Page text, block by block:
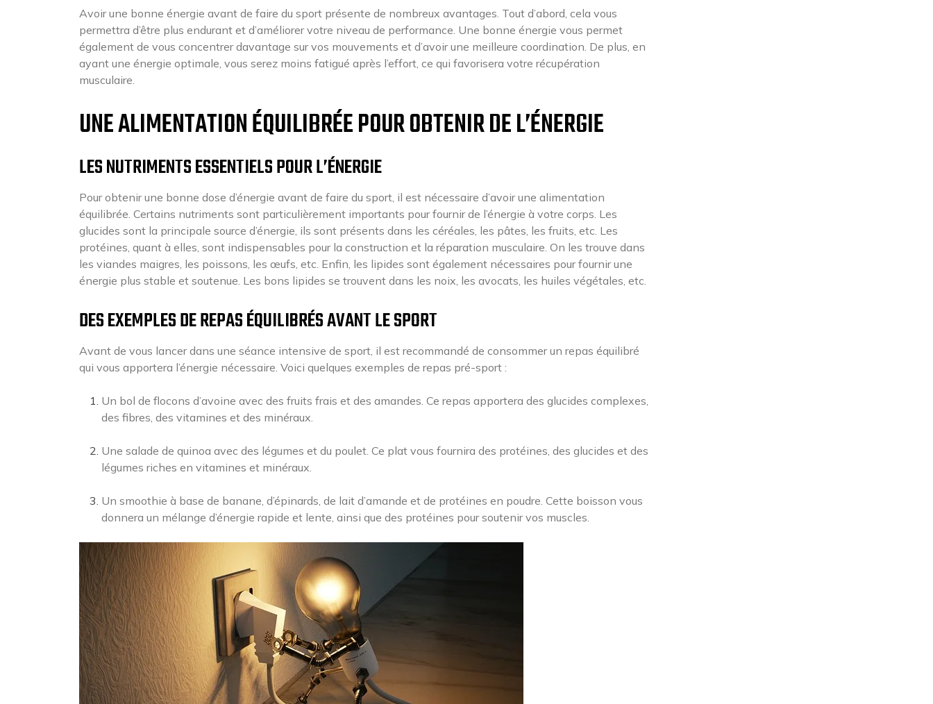
Avoir une bonne énergie avant de faire du sport présente de nombreux avantages. Tout d’abord, cela vous
permettra d’être plus endurant et d’améliorer votre niveau de performance. Une bonne énergie vous permet
également de vous concentrer davantage sur vos mouvements et d’avoir une meilleure coordination. De plus, en
ayant une énergie optimale, vous serez moins fatigué après l’effort, ce qui favorisera votre récupération
musculaire.
UNE ALIMENTATION ÉQUILIBRÉE POUR OBTENIR DE L’ÉNERGIE
LES NUTRIMENTS ESSENTIELS POUR L’ÉNERGIE
Pour obtenir une bonne dose d’énergie avant de faire du sport, il est nécessaire d’avoir une alimentation
équilibrée. Certains nutriments sont particulièrement importants pour fournir de l’énergie à votre corps. Les
glucides sont la principale source d’énergie, ils sont présents dans les céréales, les pâtes, les fruits, etc. Les
protéines, quant à elles, sont indispensables pour la construction et la réparation musculaire. On les trouve dans
les viandes maigres, les poissons, les œufs, etc. Enfin, les lipides sont également nécessaires pour fournir une
énergie plus stable et soutenue. Les bons lipides se trouvent dans les noix, les avocats, les huiles végétales, etc.
DES EXEMPLES DE REPAS ÉQUILIBRÉS AVANT LE SPORT
Avant de vous lancer dans une séance intensive de sport, il est recommandé de consommer un repas équilibré
qui vous apportera l’énergie nécessaire. Voici quelques exemples de repas pré-sport :
Un bol de flocons d’avoine avec des fruits frais et des amandes. Ce repas apportera des glucides complexes,
des fibres, des vitamines et des minéraux.
Une salade de quinoa avec des légumes et du poulet. Ce plat vous fournira des protéines, des glucides et des
légumes riches en vitamines et minéraux.
Un smoothie à base de banane, d’épinards, de lait d’amande et de protéines en poudre. Cette boisson vous
donnera un mélange d’énergie rapide et lente, ainsi que des protéines pour soutenir vos muscles.